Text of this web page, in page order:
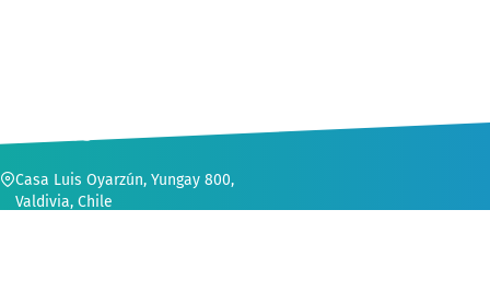
CONTACTO
Casa Luis Oyarzún, Yungay 800,
Valdivia, Chile